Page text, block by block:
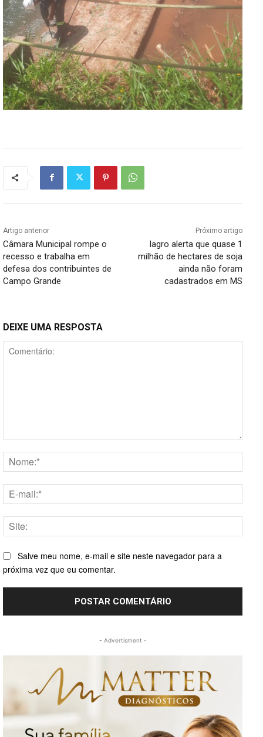
Artigo anterior
Câmara Municipal rompe o
recesso e trabalha em
defesa dos contribuintes de
Campo Grande
Próximo artigo
Iagro alerta que quase 1
milhão de hectares de soja
ainda não foram
cadastrados em MS
DEIXE UMA RESPOSTA
mail:*
Salve meu nome, e-mail e site neste navegador para a
próxima vez que eu comentar.
- Advertisment -